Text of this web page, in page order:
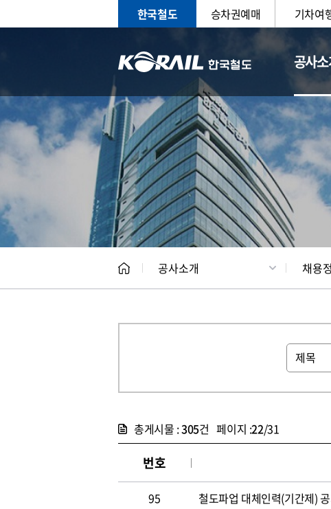
한국철도 승차권예매 기차여
공사
CEO 일반현황
공사소개 채용
총게시물 :305건 페이지 :22/31
번호
95 철도파업 대체인력(기간제)